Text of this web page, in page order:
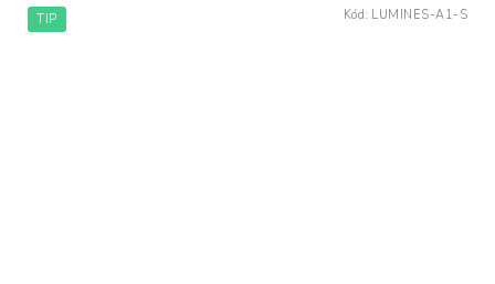
TIP Kód: LUMINES-A1-S